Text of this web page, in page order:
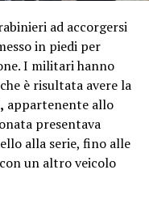
ad accorgersi
in piedi per
I militari hanno
è risultata avere la
appartenente allo
presentava
alla serie, fino alle
un altro veicolo